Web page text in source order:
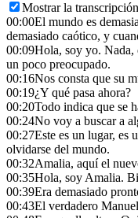
Mostrar la
00:00El mundo es
demasiado caótico, y
00:09Hola, soy yo. Nada,
un poco preocupado.
00:16Nos consta que su
00:19¿Y qué pasa ahora?
00:20Todo indica que se
00:24No voy a buscar a
00:27Este es un lugar, es
olvidarse del mundo.
00:32Amalia, aquí el
00:35Hola, soy Amalia.
00:39Era demasiado
00:43El verdadero